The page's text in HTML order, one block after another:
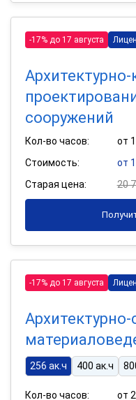
-17% до 17 августа
сооружений
Кол-во часов:
от
Стоимость:
от
Старая цена:
20
-17% до 17 августа
256 ак.ч 400 ак.ч
Кол-во часов:
от